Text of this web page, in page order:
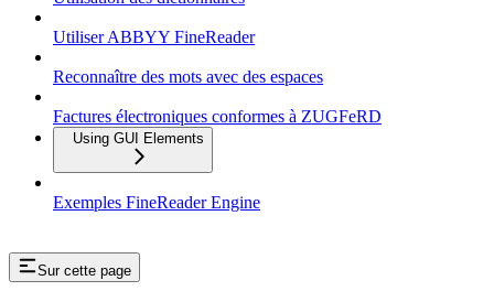
Utiliser ABBYY FineReader
Reconnaître des mots avec des espaces
Factures électroniques conformes à ZUGFeRD
Using GUI Elements
Exemples FineReader Engine
Sur cette page